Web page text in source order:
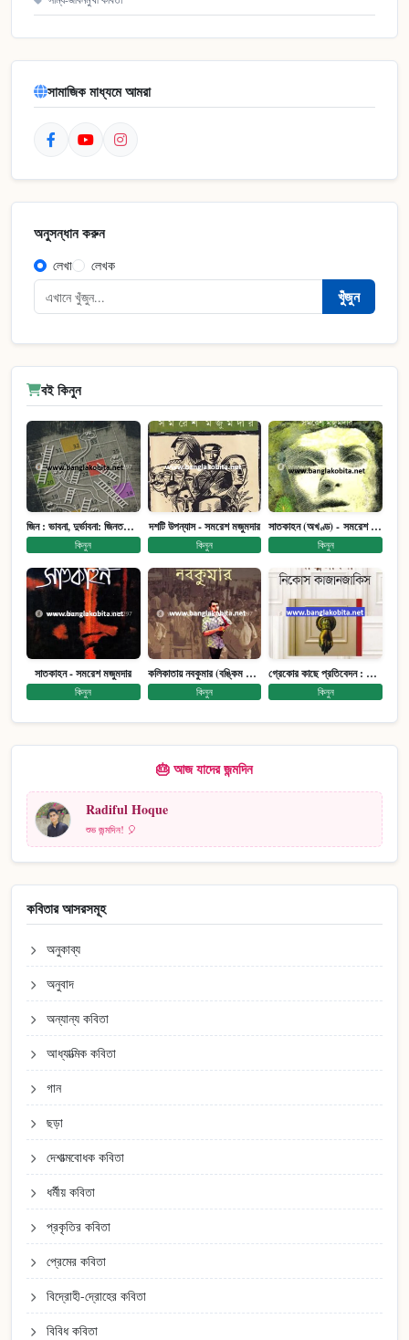
সামাজিক মাধ্যমে আমরা
অনুসন্ধান করুন
লেখা লেখক
খুঁজুন
বই কিনুন
জিন : ভাবনা, দুর্ভাবনা: জিনতত্ত্ব সমাজ ইতিহাস (পেপারব্যাক)
কিনুন
দশটি উপন্যাস - সমরেশ মজুমদার
কিনুন
সাতকাহন (অখণ্ড) - সমরেশ মজুমদার
কিনুন
সাতকাহন - সমরেশ মজুমদার
কিনুন
কলিকাতায় নবকুমার (বঙ্কিম পুরষ্কারে সম্মানিত)(মানবিক মেগা উপন্যাস)
কিনুন
গ্রেকোর কাছে প্রতিবেদন : আত্মজীবনী
কিনুন
🎂 আজ যাদের জন্মদিন
Radiful Hoque
শুভ জন্মদিন! 🎈
কবিতার আসরসমূহ
অনুকাব্য
অনুবাদ
অন্যান্য কবিতা
আধ্যাত্মিক কবিতা
গান
ছড়া
দেশাত্মবোধক কবিতা
ধর্মীয় কবিতা
প্রকৃতির কবিতা
প্রেমের কবিতা
বিদ্রোহী-দ্রোহের কবিতা
বিবিধ কবিতা